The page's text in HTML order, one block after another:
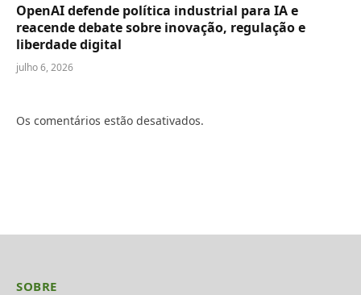
OpenAI defende política industrial para IA e
reacende debate sobre inovação, regulação e
liberdade digital
julho 6, 2026
Os comentários estão desativados.
SOBRE